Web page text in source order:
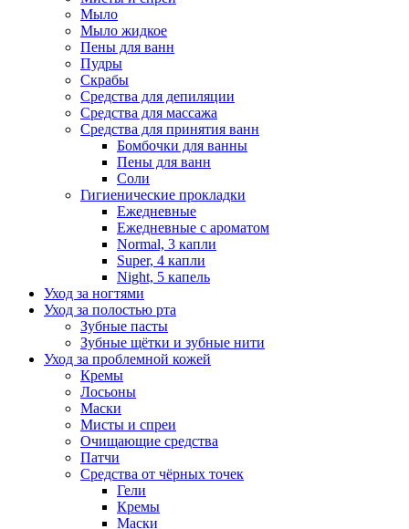
Мыло
Мыло жидкое
Пены для ванн
Пудры
Скрабы
Средства для депиляции
Средства для массажа
Средства для принятия ванн
Бомбочки для ванны
Пены для ванн
Соли
Гигиенические прокладки
Ежедневные
Ежедневные с ароматом
Normal, 3 капли
Super, 4 капли
Night, 5 капель
Уход за ногтями
Уход за полостью рта
Зубные пасты
Зубные щётки и зубные нити
Уход за проблемной кожей
Кремы
Лосьоны
Маски
Мисты и спреи
Очищающие средства
Патчи
Средства от чёрных точек
Гели
Кремы
Маски